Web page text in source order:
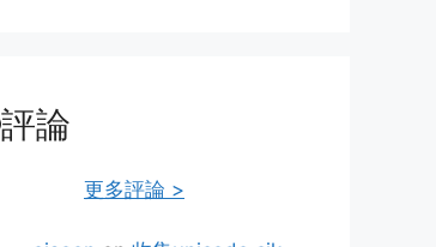
評論
更多評論 >